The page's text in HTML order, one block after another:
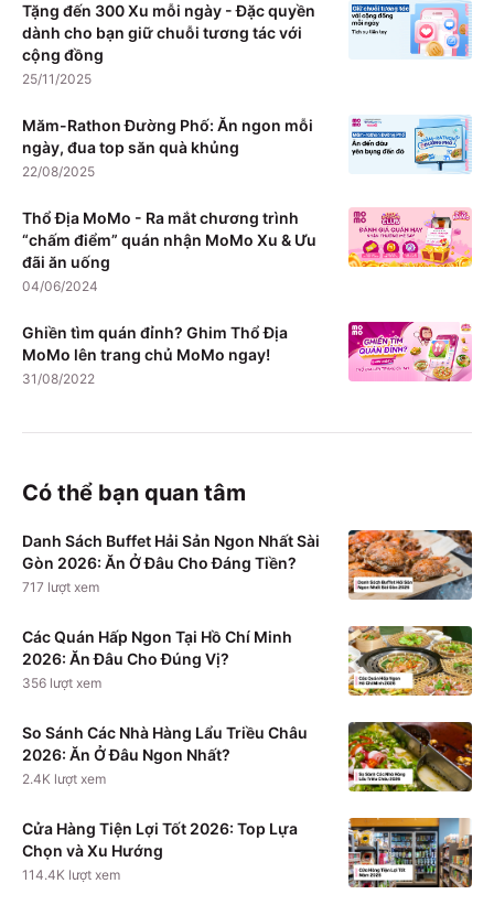
Tặng đến 300 Xu mỗi ngày - Đặc quyền
dành cho bạn giữ chuỗi tương tác với
cộng đồng
25/11/2025
Măm-Rathon Đường Phố: Ăn ngon mỗi
ngày, đua top săn quà khủng
22/08/2025
Thổ Địa MoMo - Ra mắt chương trình
“chấm điểm” quán nhận MoMo Xu & Ưu
đãi ăn uống
04/06/2024
Ghiền tìm quán đỉnh? Ghim Thổ Địa
MoMo lên trang chủ MoMo ngay!
31/08/2022
Có thể bạn quan tâm
Danh Sách Buffet Hải Sản Ngon Nhất Sài
Gòn 2026: Ăn Ở Đâu Cho Đáng Tiền?
717 lượt xem
Các Quán Hấp Ngon Tại Hồ Chí Minh
2026: Ăn Đâu Cho Đúng Vị?
356 lượt xem
So Sánh Các Nhà Hàng Lẩu Triều Châu
2026: Ăn Ở Đâu Ngon Nhất?
2.4K lượt xem
Cửa Hàng Tiện Lợi Tốt 2026: Top Lựa
Chọn và Xu Hướng
114.4K lượt xem